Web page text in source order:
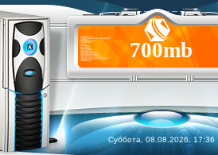
700mb
Суббота, 08.08.2026, 17:36